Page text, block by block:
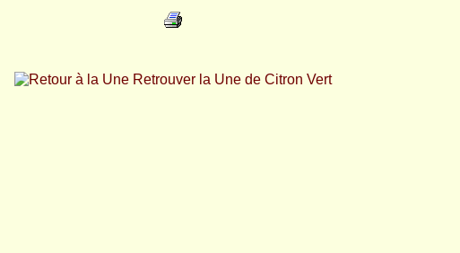
Retrouver la Une de Citron Vert